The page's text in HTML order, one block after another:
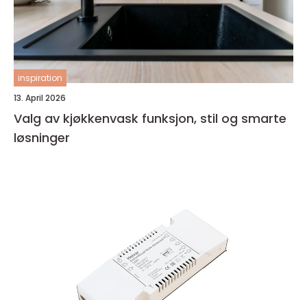
inspiration
13. April 2026
Valg av kjøkkenvask funksjon, stil og smarte
løsninger